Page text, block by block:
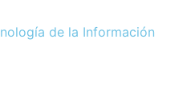
de la Información